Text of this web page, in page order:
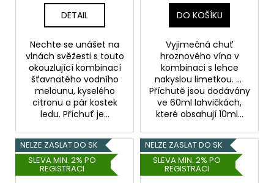
nálepka Kolek Q
DETAIL
Nechte se unášet na
vlnách svěžesti s touto
okouzlující kombinací
šťavnatého vodního
melounu, kyselého
citronu a pár kostek
ledu. Příchuť je...
DO KOŠÍKU
Vyjimečná chuť
hroznového vína v
kombinaci s lehce
nakyslou limetkou. ...
Příchutě jsou dodávány
ve 60ml lahvičkách,
které obsahují 10ml...
NELZE ZASLAT DO SK
SLEVA MIN. 2% PO
REGISTRACI
NELZE ZASLAT DO SK
SLEVA MIN. 2% PO
REGISTRACI